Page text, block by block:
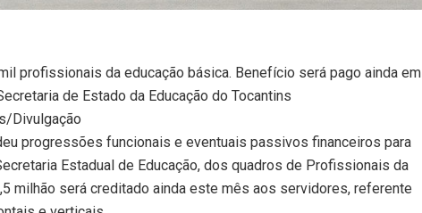
profissionais da educação básica. Benefício será pago ainda em
de Estado da Educação do Tocantins
Divulgação
progressões funcionais e eventuais passivos financeiros para
Estadual de Educação, dos quadros de Profissionais da
milhão será creditado ainda este mês aos servidores, referente